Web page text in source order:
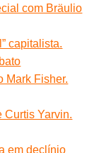
com Bräulio
capitalista.
Mark Fisher.
Curtis Yarvin.
em declínio